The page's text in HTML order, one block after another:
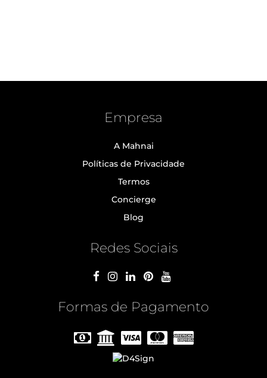
Empresa
A Mahnai
Políticas de Privacidade
Termos
Concierge
Blog
Redes Sociais
Formas de Pagamento